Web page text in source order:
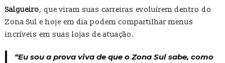
Salgueiro, que viram suas carreiras evoluírem dentro do
Zona Sul e hoje em dia podem compartilhar menus
incríveis em suas lojas de atuação.
“Eu sou a prova viva de que o Zona Sul sabe, como